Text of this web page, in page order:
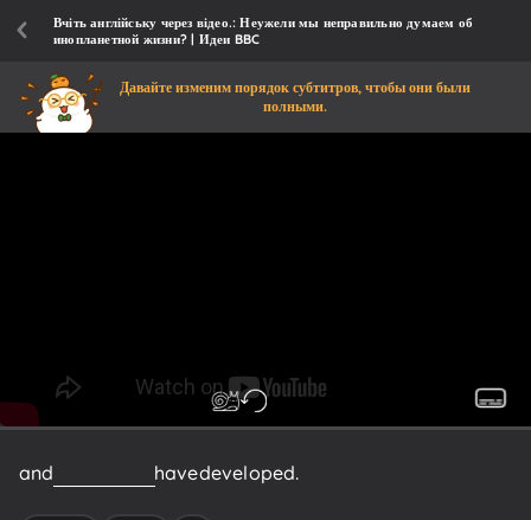
Вчіть англійську через відео.: Неужели мы неправильно думаем об
инопланетной жизни? | Идеи BBC
Давайте изменим порядок субтитров, чтобы они были
полными.
and havedeveloped.